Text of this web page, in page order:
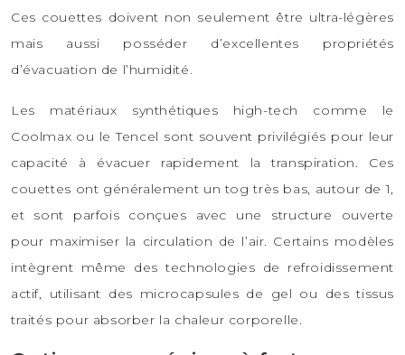
Ces couettes doivent non seulement être ultra-légères
mais aussi posséder d’excellentes propriétés
d’évacuation de l’humidité.
Les matériaux synthétiques high-tech comme le
Coolmax ou le Tencel sont souvent privilégiés pour leur
capacité à évacuer rapidement la transpiration. Ces
couettes ont généralement un tog très bas, autour de 1,
et sont parfois conçues avec une structure ouverte
pour maximiser la circulation de l’air. Certains modèles
intègrent même des technologies de refroidissement
actif, utilisant des microcapsules de gel ou des tissus
traités pour absorber la chaleur corporelle.